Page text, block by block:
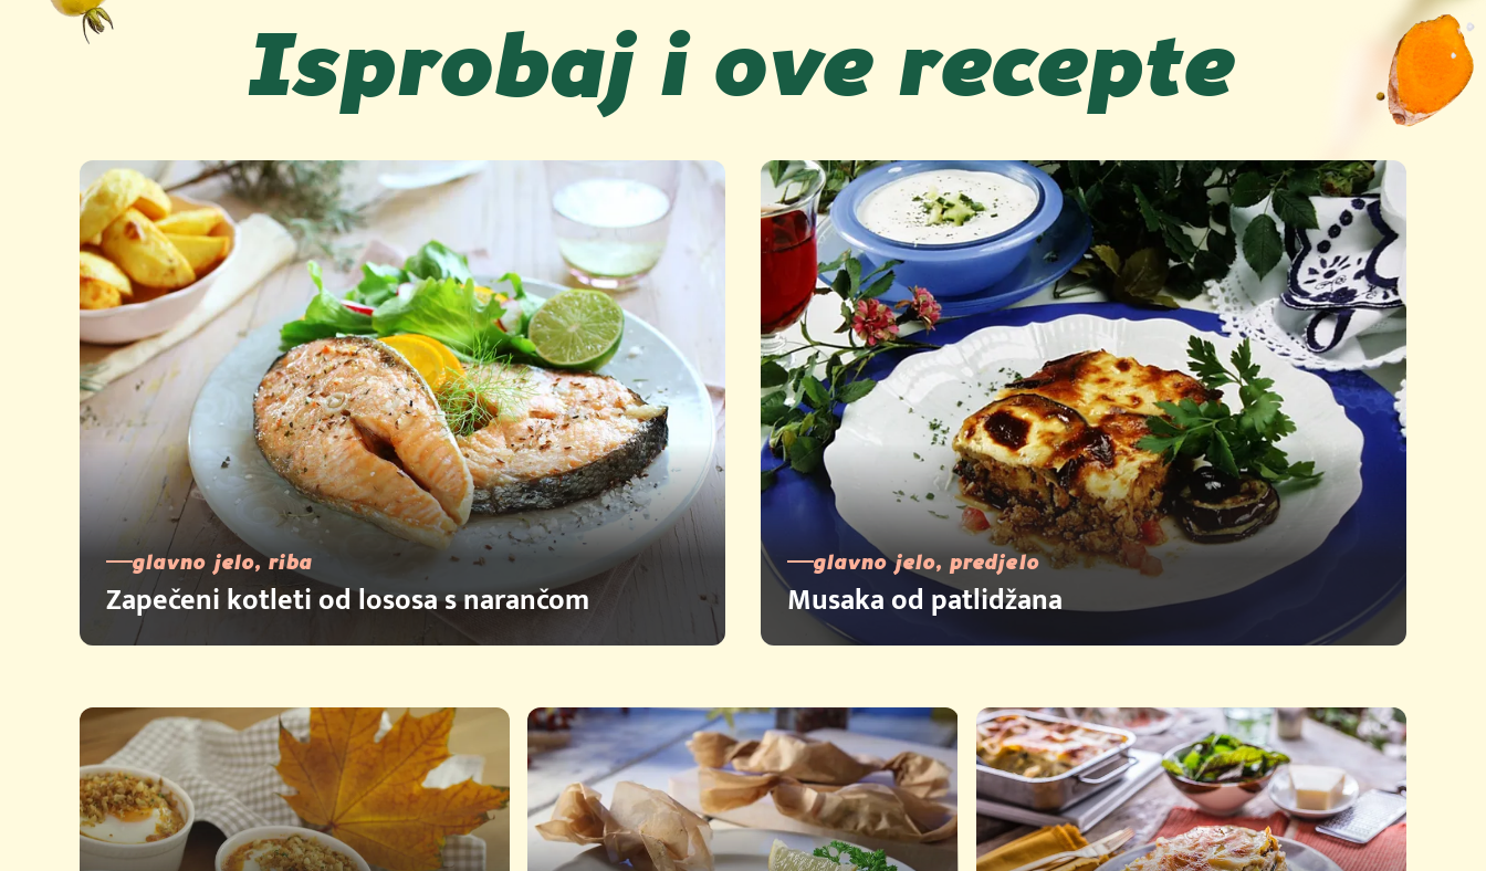
Isprobaj i ove recepte
glavno jelo, riba
Zapečeni kotleti od lososa s narančom
glavno jelo, predjelo
Musaka od patlidžana